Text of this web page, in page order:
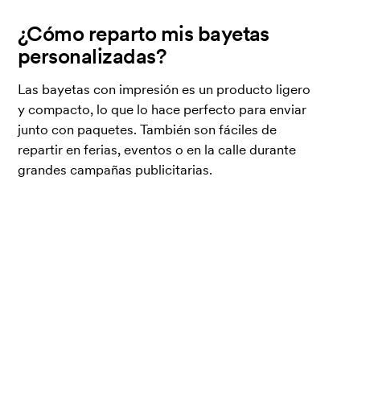
¿Cómo reparto mis bayetas
personalizadas?
Las bayetas con impresión es un producto ligero
y compacto, lo que lo hace perfecto para enviar
junto con paquetes. También son fáciles de
repartir en ferias, eventos o en la calle durante
grandes campañas publicitarias.